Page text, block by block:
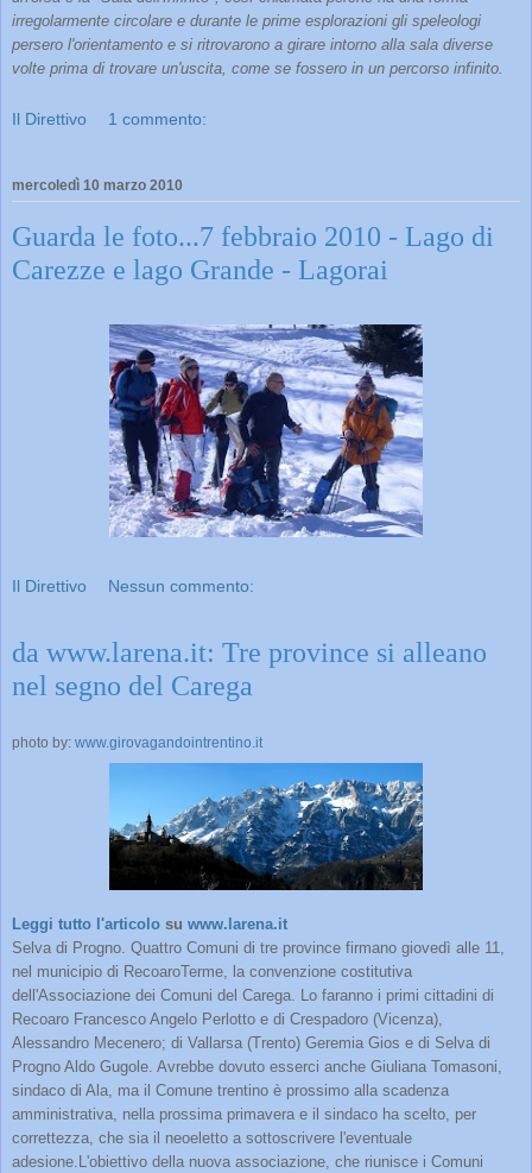
irregolarmente circolare e durante le prime esplorazioni gli speleologi
persero l'orientamento e si ritrovarono a girare intorno alla sala diverse
volte prima di trovare un'uscita, come se fossero in un percorso infinito.
Il Direttivo 1 commento:
mercoledì 10 marzo 2010
Guarda le foto...7 febbraio 2010 - Lago di
Carezze e lago Grande - Lagorai
Il Direttivo Nessun commento:
da www.larena.it: Tre province si alleano
nel segno del Carega
photo by: www.girovagandointrentino.it
Leggi tutto l'articolo su www.larena.it
Selva di Progno. Quattro Comuni di tre province firmano giovedì alle 11,
nel municipio di RecoaroTerme, la convenzione costitutiva
dell'Associazione dei Comuni del Carega. Lo faranno i primi cittadini di
Recoaro Francesco Angelo Perlotto e di Crespadoro (Vicenza),
Alessandro Mecenero; di Vallarsa (Trento) Geremia Gios e di Selva di
Progno Aldo Gugole. Avrebbe dovuto esserci anche Giuliana Tomasoni,
sindaco di Ala, ma il Comune trentino è prossimo alla scadenza
amministrativa, nella prossima primavera e il sindaco ha scelto, per
correttezza, che sia il neoeletto a sottoscrivere l'eventuale
adesione.L'obiettivo della nuova associazione, che riunisce i Comuni